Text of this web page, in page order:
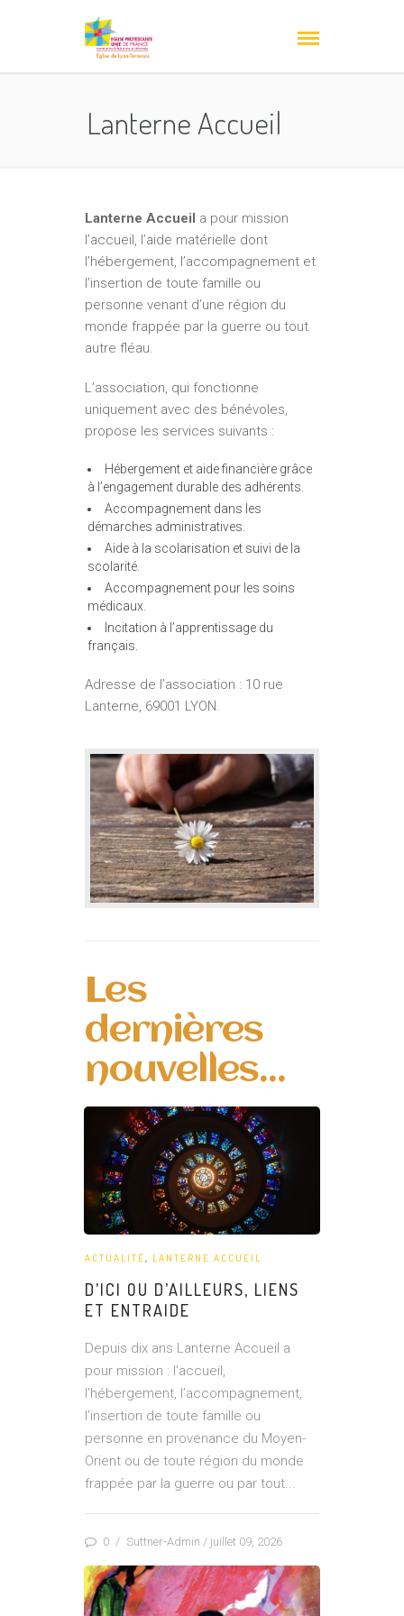
Lanterne Accueil
Lanterne Accueil a pour mission
l’accueil, l’aide matérielle dont
l’hébergement, l’accompagnement et
l’insertion de toute famille ou
personne venant d’une région du
monde frappée par la guerre ou tout
autre fléau.
L’association, qui fonctionne
uniquement avec des bénévoles,
propose les services suivants :
Hébergement et aide financière grâce
à l’engagement durable des adhérents.
Accompagnement dans les
démarches administratives.
Aide à la scolarisation et suivi de la
scolarité.
Accompagnement pour les soins
médicaux.
Incitation à l’apprentissage du
français.
Adresse de l’association : 10 rue
Lanterne, 69001 LYON.
Les
dernières
nouvelles...
ACTUALITÉ LANTERNE ACCUEIL
D’ICI OU D’AILLEURS, LIENS
ET ENTRAIDE
Depuis dix ans Lanterne Accueil a
pour mission : l’accueil,
l’hébergement, l’accompagnement,
l’insertion de toute famille ou
personne en provenance du Moyen-
Orient ou de toute région du monde
frappée par la guerre ou par tout...
0 / Suttner-Admin / juillet 09, 2026